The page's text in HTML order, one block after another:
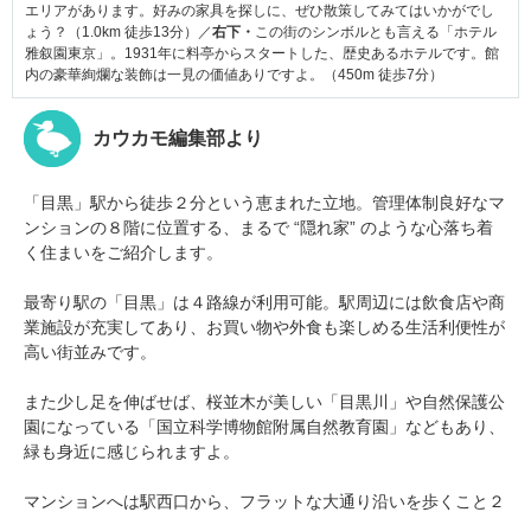
エリアがあります。好みの家具を探しに、ぜひ散策してみてはいかがでし
ょう？（1.0km 徒歩13分）／右下・ この街のシンボルとも言える「ホテル
雅叙園東京」。1931年に料亭からスタートした、歴史あるホテルです。館
内の豪華絢爛な装飾は一見の価値ありですよ。（450m 徒歩7分）
カウカモ編集部より
「目黒」駅から徒歩２分という恵まれた立地。管理体制良好なマ
ンションの８階に位置する、まるで “隠れ家” のような心落ち着
く住まいをご紹介します。
最寄り駅の「目黒」は４路線が利用可能。駅周辺には飲食店や商
業施設が充実してあり、お買い物や外食も楽しめる生活利便性が
高い街並みです。
また少し足を伸ばせば、桜並木が美しい「目黒川」や自然保護公
園になっている「国立科学博物館附属自然教育園」などもあり、
緑も身近に感じられますよ。
マンションへは駅西口から、フラットな大通り沿いを歩くこと２